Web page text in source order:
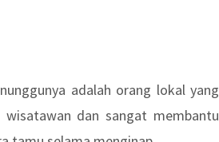
adalah orang lokal yang
dan sangat membantu